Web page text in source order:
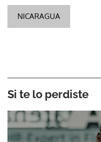
NICARAGUA
Si te lo perdiste